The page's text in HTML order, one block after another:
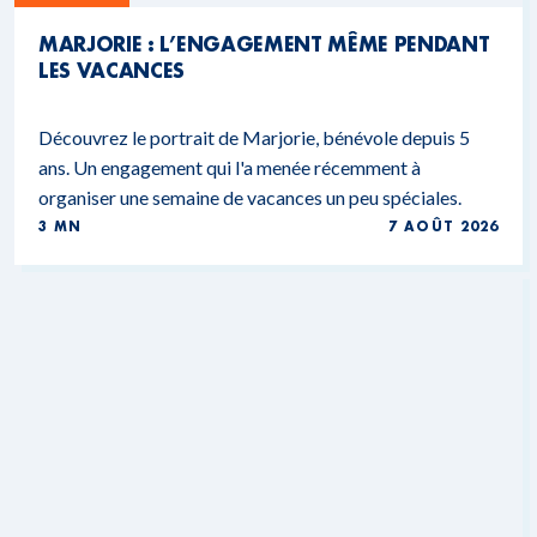
MARJORIE : L’ENGAGEMENT MÊME PENDANT
LES VACANCES
Découvrez le portrait de Marjorie, bénévole depuis 5
ans. Un engagement qui l'a menée récemment à
organiser une semaine de vacances un peu spéciales.
3 MN 7 AOÛT 2026